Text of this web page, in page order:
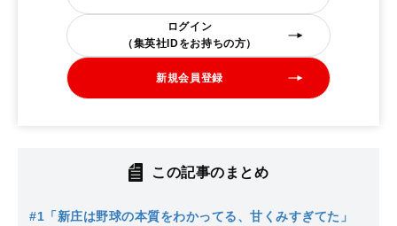
ログイン
（集英社IDをお持ちの方）
新規会員登録
この記事のまとめ
#1 「新庄は野球の本質をわかってる、甘くみすぎてた」